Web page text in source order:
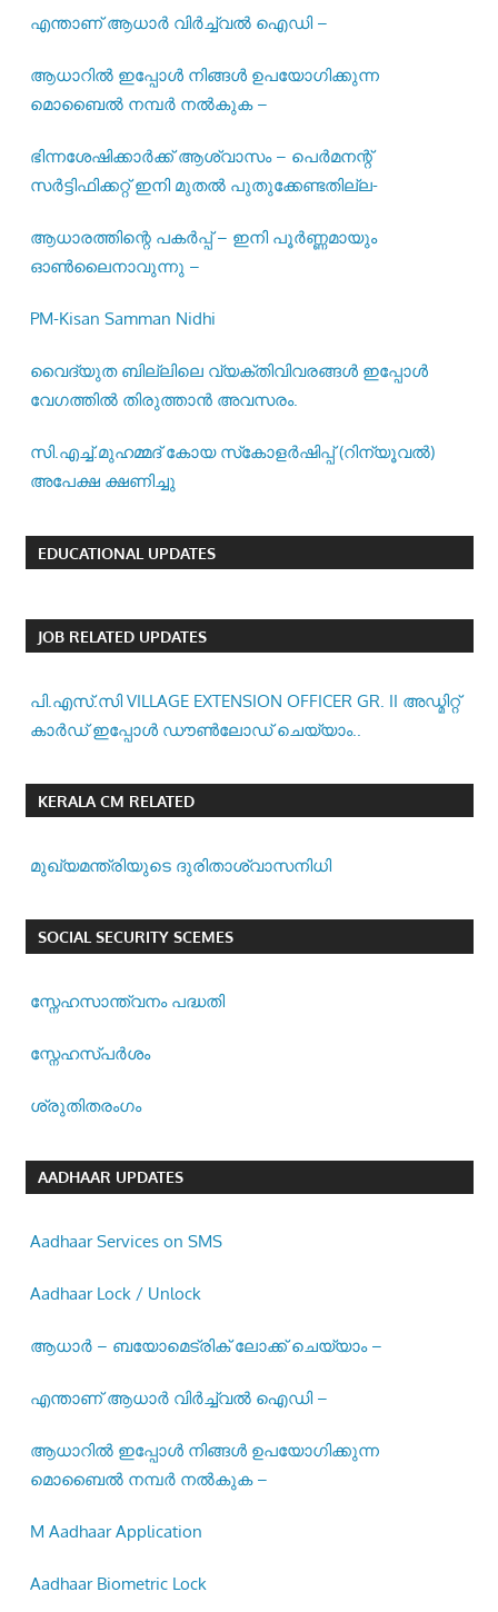
എന്താണ് ആധാർ വിർച്ച്വൽ ഐഡി –
ആധാറിൽ ഇപ്പോൾ നിങ്ങൾ ഉപയോഗിക്കുന്ന
മൊബൈൽ നമ്പർ നൽകുക –
ഭിന്നശേഷിക്കാർക്ക് ആശ്വാസം – പെർമനന്റ്
സർട്ടിഫിക്കറ്റ് ഇനി മുതൽ പുതുക്കേണ്ടതില്ല-
ആധാരത്തിന്റെ പകർപ്പ് – ഇനി പൂർണ്ണമായും
ഓൺലൈനാവുന്നു –
PM-Kisan Samman Nidhi
വൈദ്യുത ബില്ലിലെ വ്യക്തിവിവരങ്ങൾ ഇപ്പോൾ
വേഗത്തിൽ തിരുത്താൻ അവസരം.
സി.എച്ച്.മുഹമ്മദ് കോയ സ്‌കോളർഷിപ്പ് (റിന്യൂവൽ)
അപേക്ഷ ക്ഷണിച്ചു
EDUCATIONAL UPDATES
JOB RELATED UPDATES
പി.എസ്.സി VILLAGE EXTENSION OFFICER GR. II അഡ്മിറ്റ്
കാർഡ് ഇപ്പോൾ ഡൗൺലോഡ് ചെയ്യാം..
KERALA CM RELATED
മുഖ്യമന്ത്രിയുടെ ദുരിതാശ്വാസനിധി
SOCIAL SECURITY SCEMES
സ്നേഹസാന്ത്വനം പദ്ധതി
സ്നേഹസ്പര്‍ശം
ശ്രുതിതരംഗം
AADHAAR UPDATES
Aadhaar Services on SMS
Aadhaar Lock / Unlock
ആധാർ – ബയോമെട്രിക് ലോക്ക് ചെയ്യാം –
എന്താണ് ആധാർ വിർച്ച്വൽ ഐഡി –
ആധാറിൽ ഇപ്പോൾ നിങ്ങൾ ഉപയോഗിക്കുന്ന
മൊബൈൽ നമ്പർ നൽകുക –
M Aadhaar Application
Aadhaar Biometric Lock